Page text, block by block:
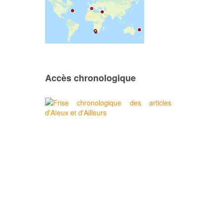
Accès chronologique